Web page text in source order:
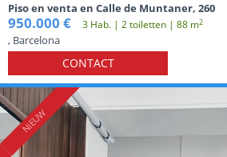
Piso en venta en Calle de Muntaner, 260
950.000 € 3 Hab. | 2 toiletten | 88 m2
, Barcelona
CONTACT